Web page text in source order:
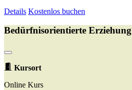
Details Kostenlos buchen
Bedürfnisorientierte Erziehung
Kursort
Online Kurs